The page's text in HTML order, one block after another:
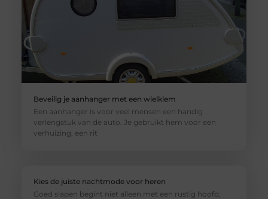
Beveilig je aanhanger met een wielklem
Een aanhanger is voor veel mensen een handig
verlengstuk van de auto. Je gebruikt hem voor een
verhuizing, een rit
Kies de juiste nachtmode voor heren
Goed slapen begint niet alleen met een rustig hoofd,